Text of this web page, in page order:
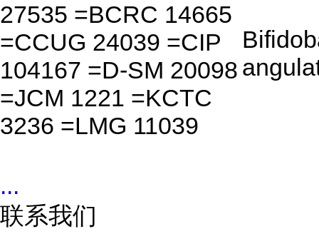
27535 =BCRC 14665
=CCUG 24039 =CIP
104167 =D-SM 20098
=JCM 1221 =KCTC
3236 =LMG 11039
...
联系我们